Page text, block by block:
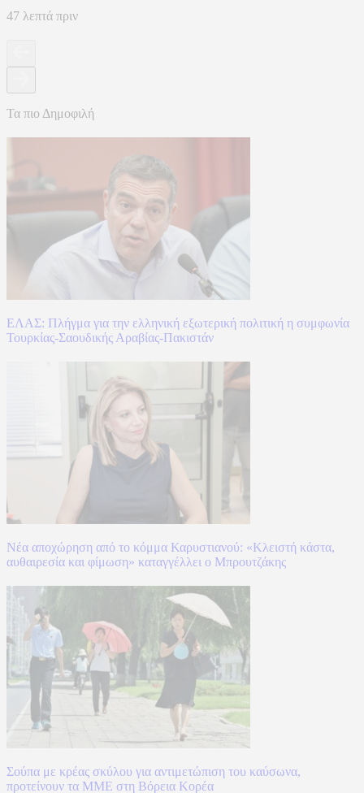
47 λεπτά πριν
Τα πιο Δημοφιλή
ΕΛΑΣ: Πλήγμα για την ελληνική εξωτερική πολιτική η συμφωνία
Τουρκίας-Σαουδικής Αραβίας-Πακιστάν
Νέα αποχώρηση από το κόμμα Καρυστιανού: «Κλειστή κάστα,
αυθαιρεσία και φίμωση» καταγγέλλει ο Μπρουτζάκης
Σούπα με κρέας σκύλου για αντιμετώπιση του καύσωνα,
προτείνουν τα ΜΜΕ στη Βόρεια Κορέα